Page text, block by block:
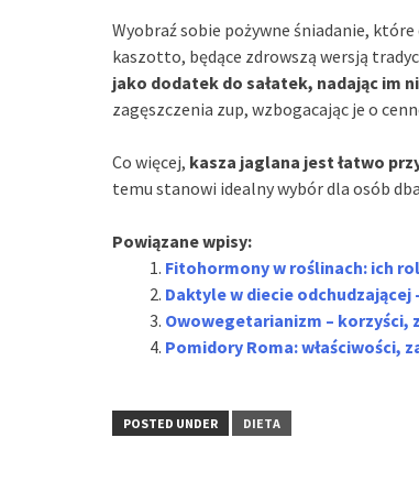
Wyobraź sobie pożywne śniadanie, które
kaszotto, będące zdrowszą wersją
jako dodatek do sałatek, nadając im
zagęszczenia zup, wzbogacając je o
Co więcej, kasza jaglana jest łatwo
temu stanowi idealny wybór dla osób
Powiązane wpisy:
Fitohormony w roślinach: ich
Daktyle w diecie odchudzającej
Owowegetarianizm – korzyści,
Pomidory Roma: właściwości,
POSTED UNDER DIETA